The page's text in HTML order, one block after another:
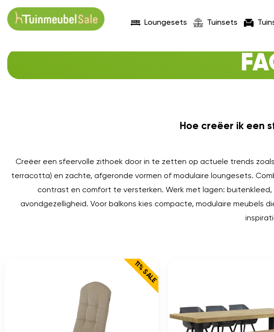
Loungesets Tuinsets
Hoe creëer ik een
Creëer een sfeervolle zithoek door in te zetten op actuele trends
terracotta) en zachte, afgeronde vormen of modulaire loungesets.
contrast en comfort te versterken. Werk met lagen:
avondgezelligheid. Voor balkons kies compacte, modulaire meubels
11% SALE